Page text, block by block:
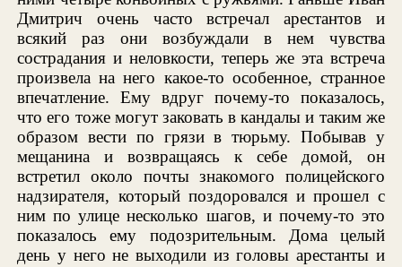
Дмитрич очень часто встречал арестантов и
всякий раз они возбуждали в нем чувства
сострадания и неловкости, теперь же эта встреча
произвела на него какое-то особенное, странное
впечатление. Ему вдруг почему-то показалось,
что его тоже могут заковать в кандалы и таким же
образом вести по грязи в тюрьму. Побывав у
мещанина и возвращаясь к себе домой, он
встретил около почты знакомого полицейского
надзирателя, который поздоровался и прошел с
ним по улице несколько шагов, и почему-то это
показалось ему подозрительным. Дома целый
день у него не выходили из головы арестанты и